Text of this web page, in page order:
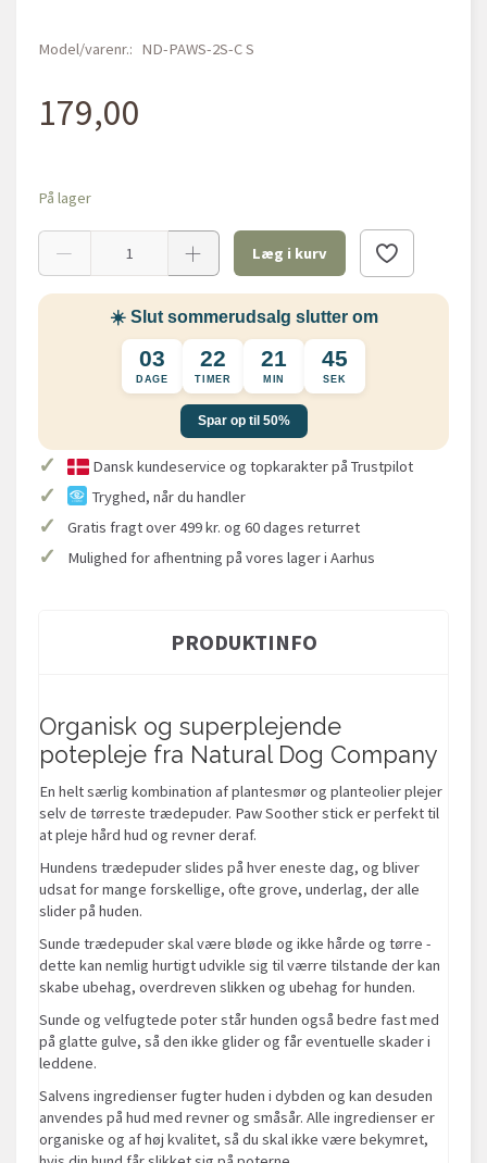
Model/varenr.: ND-PAWS-2S-C S
179,00
På lager
Læg i kurv
☀️ Slut sommerudsalg slutter om
03
DAGE
22
TIMER
21
MIN
45
SEK
Spar op til 50%
✓ Dansk kundeservice og topkarakter på Trustpilot
✓ Tryghed, når du handler
✓ Gratis fragt over 499 kr. og 60 dages returret
✓ Mulighed for afhentning på vores lager i Aarhus
PRODUKTINFO
Organisk og superplejende
potepleje fra Natural Dog Company
En helt særlig kombination af plantesmør og planteolier plejer
selv de tørreste trædepuder. Paw Soother stick er perfekt til
at pleje hård hud og revner deraf.
Hundens trædepuder slides på hver eneste dag, og bliver
udsat for mange forskellige, ofte grove, underlag, der alle
slider på huden.
Sunde trædepuder skal være bløde og ikke hårde og tørre -
dette kan nemlig hurtigt udvikle sig til værre tilstande der kan
skabe ubehag, overdreven slikken og ubehag for hunden.
Sunde og velfugtede poter står hunden også bedre fast med
på glatte gulve, så den ikke glider og får eventuelle skader i
leddene.
Salvens ingredienser fugter huden i dybden og kan desuden
anvendes på hud med revner og småsår. Alle ingredienser er
organiske og af høj kvalitet, så du skal ikke være bekymret,